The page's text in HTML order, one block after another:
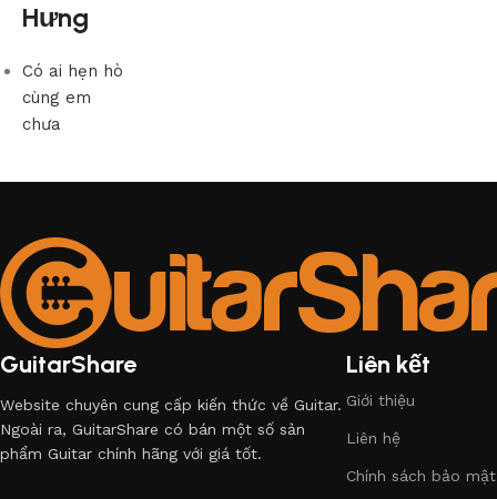
Hưng
Có ai hẹn hò
cùng em
chưa
GuitarShare
Website chuyên cung cấp kiến thức về Guitar.
Ngoài ra, GuitarShare có bán một số sản
phẩm Guitar chính hãng với giá tốt.
Liên kết
Giới thiệu
Liên hệ
Chính sách bảo mật